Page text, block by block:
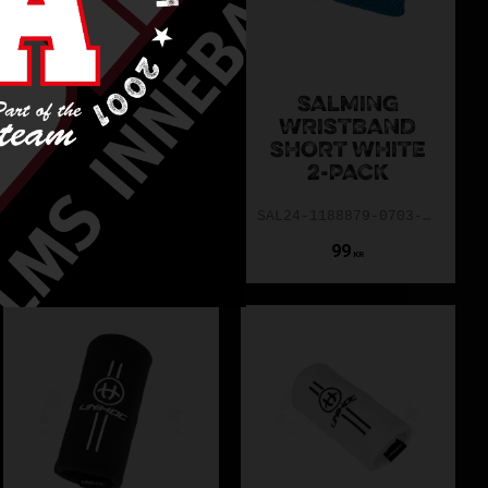
SALMING
WRISTBAND
MID TEAM 2.0
RED
SAL21-1181873-0505
SALMING
WRISTBAND
SHORT WHITE
2-PACK
99 KR